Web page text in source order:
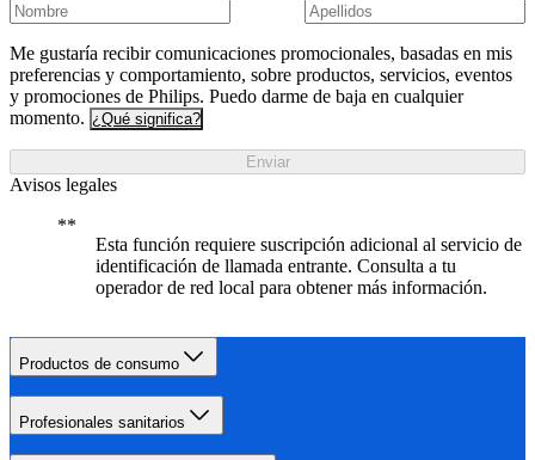
Me gustaría recibir comunicaciones promocionales, basadas en mis
preferencias y comportamiento, sobre productos, servicios, eventos
y promociones de Philips. Puedo darme de baja en cualquier
momento. ¿Qué significa?
Enviar
Avisos legales
Esta función requiere suscripción adicional al servicio de
identificación de llamada entrante. Consulta a tu
operador de red local para obtener más información.
Productos de consumo
Profesionales sanitarios